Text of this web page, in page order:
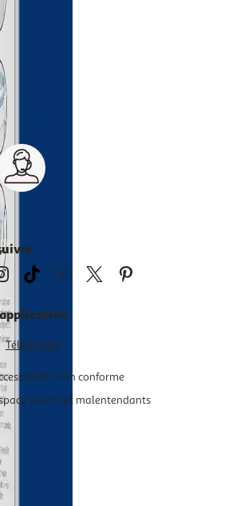
à domicile, en point relais ou dans votre
Télécharger
: non conforme
sourds et malentendants